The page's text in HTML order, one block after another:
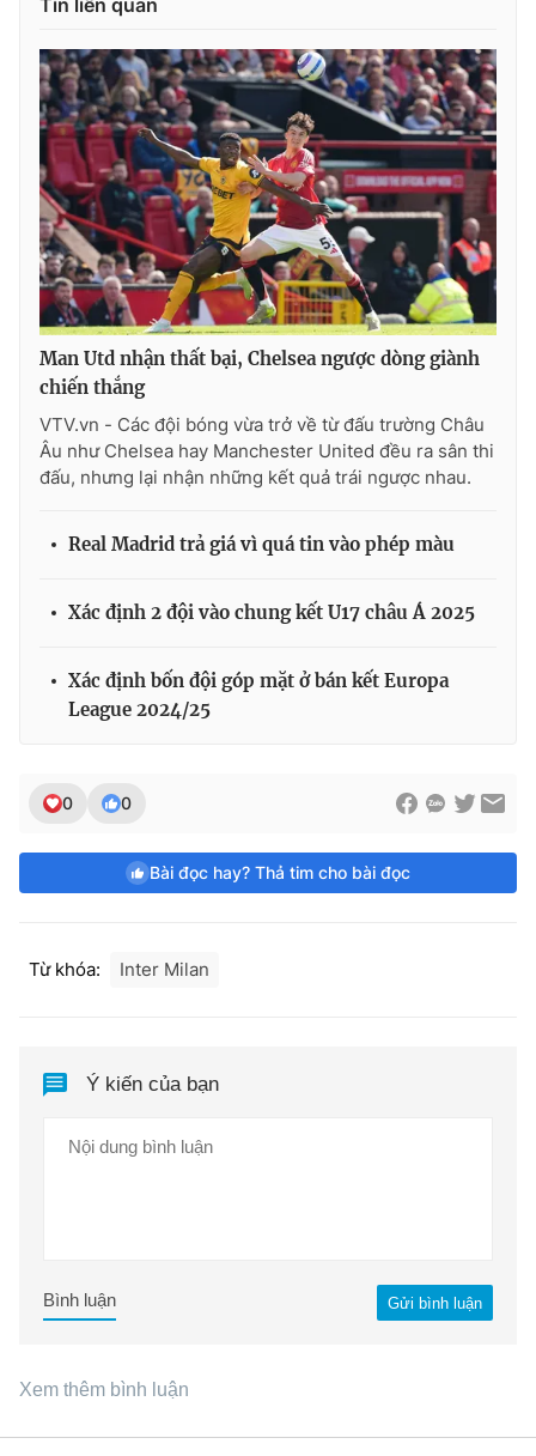
Tin liên quan
Man Utd nhận thất bại, Chelsea ngược dòng giành
chiến thắng
VTV.vn - Các đội bóng vừa trở về từ đấu trường Châu
Âu như Chelsea hay Manchester United đều ra sân thi
đấu, nhưng lại nhận những kết quả trái ngược nhau.
Real Madrid trả giá vì quá tin vào phép màu
Xác định 2 đội vào chung kết U17 châu Á 2025
Xác định bốn đội góp mặt ở bán kết Europa
League 2024/25
0 0
Bài đọc hay? Thả tim cho bài đọc
Từ khóa: Inter Milan
Ý kiến của bạn
Gửi bình luận
Bình luận
Xem thêm bình luận